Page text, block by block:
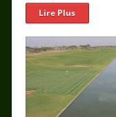
Lire Plus